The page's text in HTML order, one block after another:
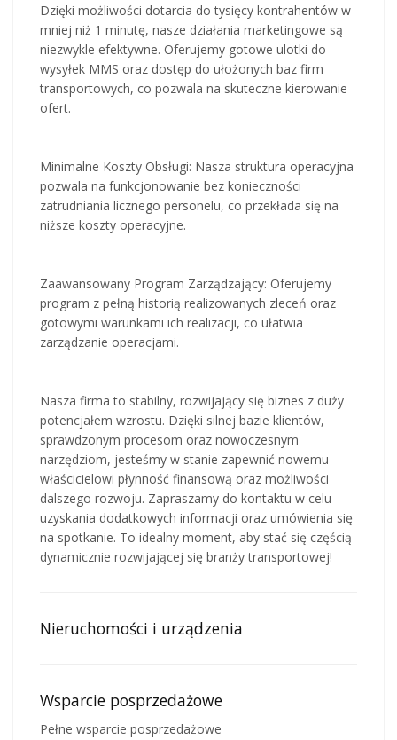
Dzięki możliwości dotarcia do tysięcy kontrahentów w
mniej niż 1 minutę, nasze działania marketingowe są
niezwykle efektywne. Oferujemy gotowe ulotki do
wysyłek MMS oraz dostęp do ułożonych baz firm
transportowych, co pozwala na skuteczne kierowanie
ofert.
Minimalne Koszty Obsługi: Nasza struktura operacyjna
pozwala na funkcjonowanie bez konieczności
zatrudniania licznego personelu, co przekłada się na
niższe koszty operacyjne.
Zaawansowany Program Zarządzający: Oferujemy
program z pełną historią realizowanych zleceń oraz
gotowymi warunkami ich realizacji, co ułatwia
zarządzanie operacjami.
Nasza firma to stabilny, rozwijający się biznes z duży
potencjałem wzrostu. Dzięki silnej bazie klientów,
sprawdzonym procesom oraz nowoczesnym
narzędziom, jesteśmy w stanie zapewnić nowemu
właścicielowi płynność finansową oraz możliwości
dalszego rozwoju. Zapraszamy do kontaktu w celu
uzyskania dodatkowych informacji oraz umówienia się
na spotkanie. To idealny moment, aby stać się częścią
dynamicznie rozwijającej się branży transportowej!
Nieruchomości i urządzenia
Wsparcie posprzedażowe
Pełne wsparcie posprzedażowe